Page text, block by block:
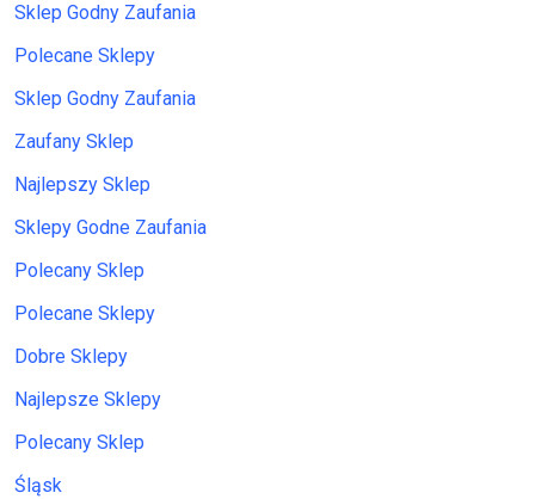
Sklep Godny Zaufania
Polecane Sklepy
Sklep Godny Zaufania
Zaufany Sklep
Najlepszy Sklep
Sklepy Godne Zaufania
Polecany Sklep
Polecane Sklepy
Dobre Sklepy
Najlepsze Sklepy
Polecany Sklep
Śląsk